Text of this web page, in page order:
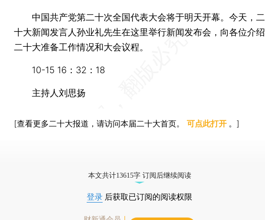
中国共产党第二十次全国代表大会将于明天开幕。今天，二
十大新闻发言人孙业礼先生在这里举行新闻发布会，向各位介绍
二十大准备工作情况和大会议程。
10-15 16：32：18
主持人刘思扬
[查看更多二十大报道，请访问本届二十大首页。 可点此打开 。]
本文共计13615字 订阅后继续阅读
登录 后获取已订阅的阅读权限